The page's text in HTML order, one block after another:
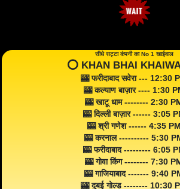
सीधे सट्टा कंपनी का No 1 खाईवाल
⭕️ KHAN BHAI
🎰 फरीदाबाद सवेरा --- 12:30
🎰 कल्याण बाज़ार ---- 1:30
🎰 खाटू धाम -------- 2:30
🎰 दिल्ली बाज़ार ------ 3:05
🎰 श्री गणेश ------ 4:35 PM
🎰 करनाल ---------- 5:30
🎰 फरीदाबाद --------- 6:05
🎰 गोवा किंग -------- 7:30
🎰 गाजियाबाद ------- 9:40
🎰 दुबई गोल्ड -------- 10:30